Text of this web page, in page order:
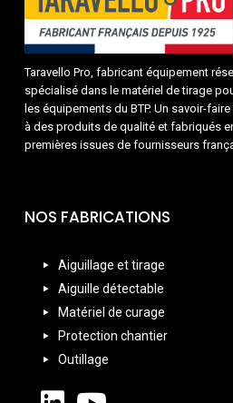
Taravello Pro, fabricant équipement
spécialisé dans le matériel de tirage
les équipements du BTP. Un savoir-
à des produits de qualité et fabriqués
premières issues de fournisseurs
NOS FABRICATIONS
Aiguillage et tirage
Aiguille détectable
Matériel de curage
Protection chantier
Outillage